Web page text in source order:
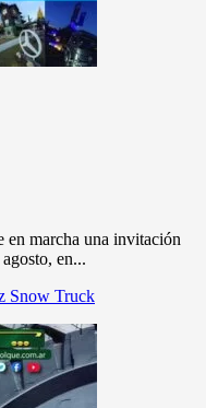
en marcha una invitación
en...
Snow Truck